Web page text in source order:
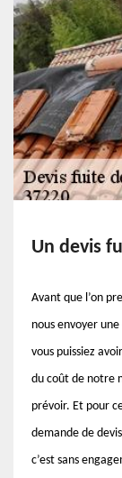
Un devis
Avant que l’on
nous envoyer
vous puissiez
du coût de notre
prévoir. Et pour
demande de
c’est sans